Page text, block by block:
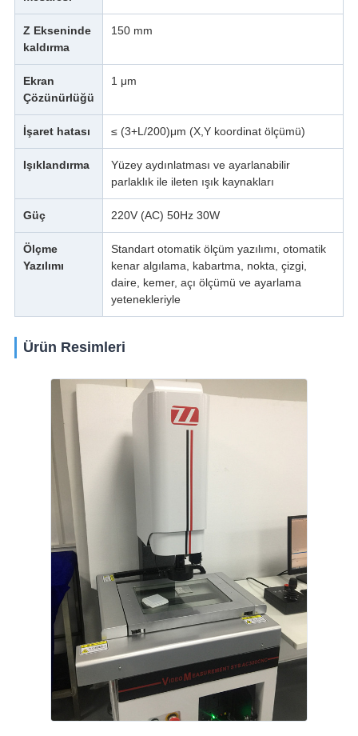
Z Ekseninde
kaldırma
150 mm
Ekran
Çözünürlüğü
1 μm
İşaret hatası ≤ (3+L/200)μm (X,Y koordinat ölçümü)
Işıklandırma
Yüzey aydınlatması ve ayarlanabilir
parlaklık ile ileten ışık kaynakları
Güç 220V (AC) 50Hz 30W
Ölçme
Yazılımı
Standart otomatik ölçüm yazılımı, otomatik
kenar algılama, kabartma, nokta, çizgi,
daire, kemer, açı ölçümü ve ayarlama
yetenekleriyle
Ürün Resimleri